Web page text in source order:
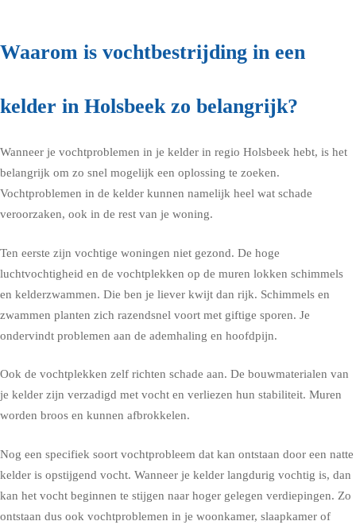
Waarom is vochtbestrijding in een
kelder in Holsbeek zo belangrijk?
Wanneer je vochtproblemen in je kelder in regio Holsbeek hebt, is het
belangrijk om zo snel mogelijk een oplossing te zoeken.
Vochtproblemen in de kelder kunnen namelijk heel wat schade
veroorzaken, ook in de rest van je woning.
Ten eerste zijn vochtige woningen niet gezond. De hoge
luchtvochtigheid en de vochtplekken op de muren lokken schimmels
en kelderzwammen. Die ben je liever kwijt dan rijk. Schimmels en
zwammen planten zich razendsnel voort met giftige sporen. Je
ondervindt problemen aan de ademhaling en hoofdpijn.
Ook de vochtplekken zelf richten schade aan. De bouwmaterialen van
je kelder zijn verzadigd met vocht en verliezen hun stabiliteit. Muren
worden broos en kunnen afbrokkelen.
Nog een specifiek soort vochtprobleem dat kan ontstaan door een natte
kelder is opstijgend vocht. Wanneer je kelder langdurig vochtig is, dan
kan het vocht beginnen te stijgen naar hoger gelegen verdiepingen. Zo
ontstaan dus ook vochtproblemen in je woonkamer, slaapkamer of